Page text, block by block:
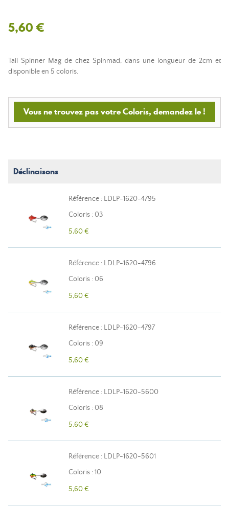
5,60 €
Tail Spinner Mag de chez Spinmad, dans une longueur de 2cm et
disponible en 5 coloris.
Vous ne trouvez pas votre Coloris, demandez le !
Déclinaisons
Référence : LDLP-1620-4795
Coloris : 03
5,60 €
Référence : LDLP-1620-4796
Coloris : 06
5,60 €
Référence : LDLP-1620-4797
Coloris : 09
5,60 €
Référence : LDLP-1620-5600
Coloris : 08
5,60 €
Référence : LDLP-1620-5601
Coloris : 10
5,60 €